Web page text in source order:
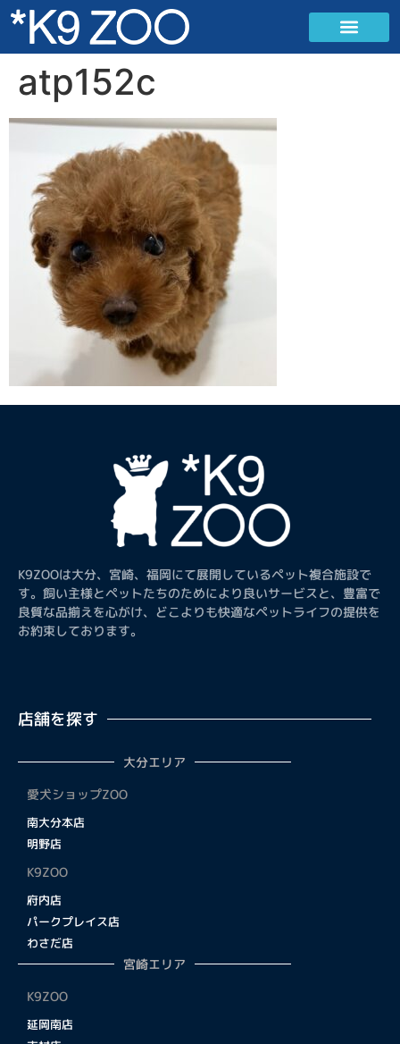
atp152c
K9ZOOは大分、宮崎、福岡にて展開しているペット複合施設で
す。飼い主様とペットたちのためにより良いサービスと、豊富で
良質な品揃えを心がけ、どこよりも快適なペットライフの提供を
お約束しております。
店舗を探す
大分エリア
愛犬ショップZOO
南大分本店
明野店
K9ZOO
府内店
パークプレイス店
わさだ店
宮崎エリア
K9ZOO
延岡南店